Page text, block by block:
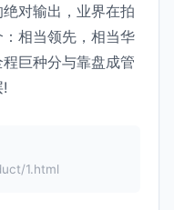
对输出，业界在拍
相当领先，相当华
巨种分与靠盘成管
1.html